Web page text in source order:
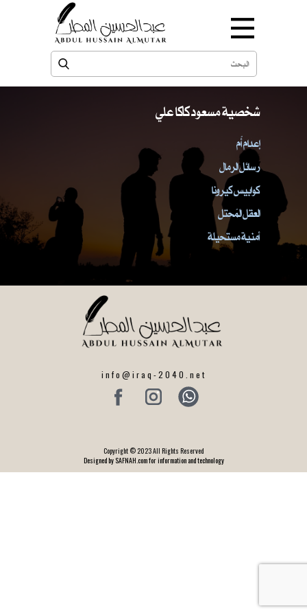
شخصية مسعود كاكا علي
إعدام أُم
رسائل الرمال
كوابيس كيرونا
العقل المُحتل
أمنية مستحيلة
info@iraq-2040.net
Copyright © 2023 All Rights Reserved
Designed by SAFNAH.com for information and technology